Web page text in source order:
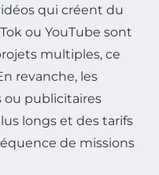
qui créent du
ou YouTube sont
multiples, ce
revanche, les
ou publicitaires
longs et des tarifs
de missions